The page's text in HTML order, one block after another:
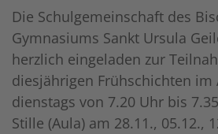
Die Schulgemeinschaft des
Gymnasiums Sankt Ursula
herzlich eingeladen zur
diesjährigen Frühschichten im
dienstags von 7.20 Uhr bis
Stille (Aula) am 28.11., 05.12.,